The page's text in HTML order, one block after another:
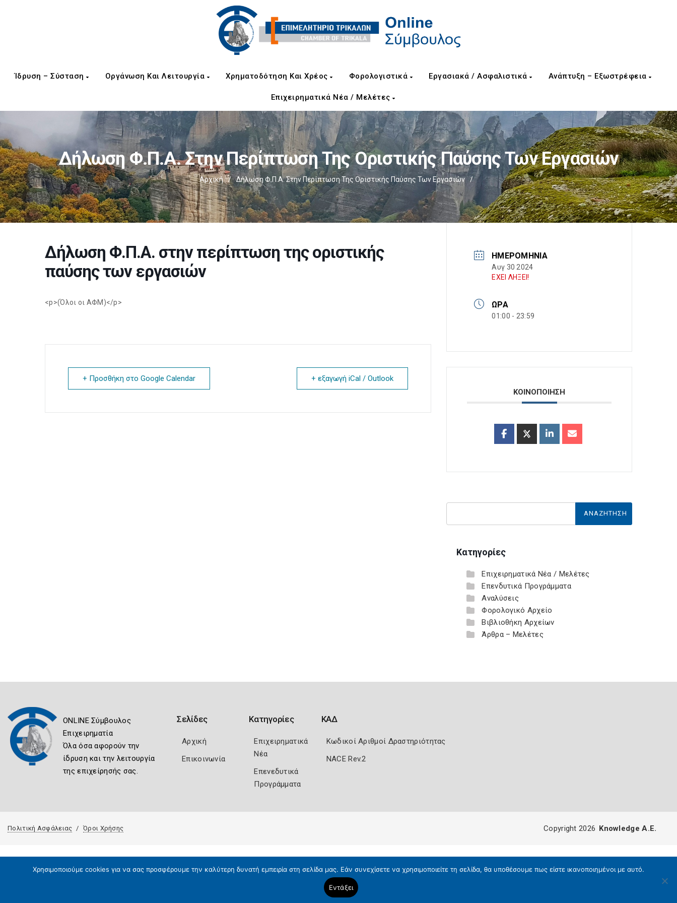
Ίδρυση – Σύσταση Οργάνωση Και Λειτουργία Χρηματοδότηση Και Χρέος Φορολογιστικά Εργασιακά / Ασφαλιστικά Ανάπτυξη – Εξωστρέφεια
Επιχειρηματικά Νέα / Μελέτες
Δήλωση Φ.Π.Α. Στην Περίπτωση Της Οριστικής Παύσης Των Εργασιών
Αρχική / Δήλωση Φ.Π.Α. Στην Περίπτωση Της Οριστικής Παύσης Των Εργασιών /
Δήλωση Φ.Π.Α. στην περίπτωση της οριστικής
παύσης των εργασιών
<p>(Όλοι οι ΑΦΜ)</p>
+ Προσθήκη στο Google Calendar + εξαγωγή iCal / Outlook
ΗΜΕΡΟΜΗΝΊΑ
Αυγ 30 2024
ΕΧΕΙ ΛΗΞΕΙ!
ΏΡΑ
01:00 - 23:59
ΚΟΙΝΟΠΟΙΗΣΗ
Κατηγορίες
Επιχειρηματικά Νέα / Μελέτες
Επενδυτικά Προγράμματα
Αναλύσεις
Φορολογικό Αρχείο
Βιβλιοθήκη Αρχείων
Άρθρα – Μελέτες
ONLINE Σύμβουλος
Επιχειρηματία
Όλα όσα αφορούν την
ίδρυση και την λειτουργία
της επιχείρησής σας.
Σελίδες
Αρχική
Επικοινωνία
Κατηγορίες
Επιχειρηματικά
Νέα
Επενεδυτικά
Προγράμματα
ΚΑΔ
Κωδικοί Αριθμοί Δραστηριότητας
NACE Rev.2
Πολιτική Ασφάλειας Όροι Χρήσης
Χρησιμοποιούμε cookies για να σας προσφέρουμε την καλύτερη δυνατή εμπειρία στη σελίδα μας. Εάν συνεχίσετε να χρησιμοποιείτε τη σελίδα, θα υποθέσουμε πως είστε ικανοποιημένοι με αυτό.
Εντάξει
Copyright 2026 Knowledge A.E.